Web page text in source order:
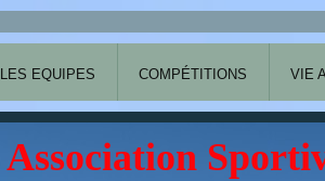
LES EQUIPES COMPÉTITIONS VIE
Association